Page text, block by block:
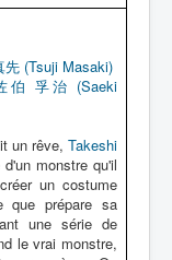
先 (Tsuji Masaki)
伯 孚治 (Saeki
un rêve, Takeshi
d'un monstre qu'il
un costume
que prépare sa
une série de
le vrai monstre,